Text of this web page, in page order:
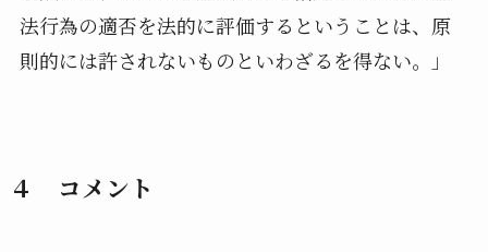
法行為の適否を法的に評価するということは、原
則的には許されないものといわざるを得ない。」
４ コメント